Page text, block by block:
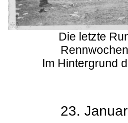
Die letzte
Im Hintergrund
23.